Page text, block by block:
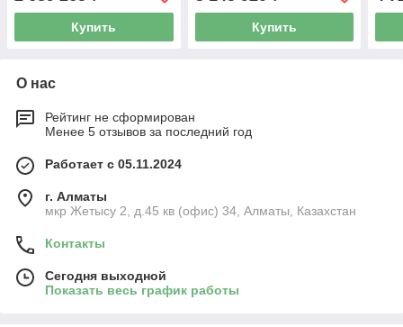
Купить Купить
О нас
Рейтинг не сформирован
Менее 5 отзывов за последний год
Работает с 05.11.2024
г. Алматы
мкр Жетысу 2, д.45 кв (офис) 34, Алматы, Казахстан
Контакты
Сегодня выходной
Показать весь график работы